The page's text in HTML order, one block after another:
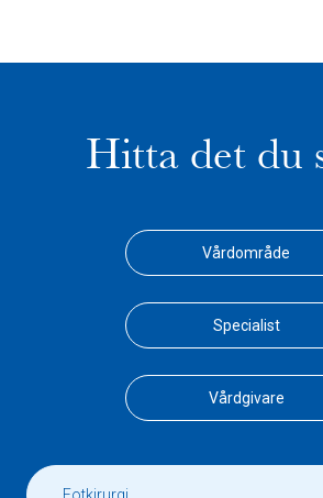
Hitta det du
Vårdområde
Specialist
Vårdgivare